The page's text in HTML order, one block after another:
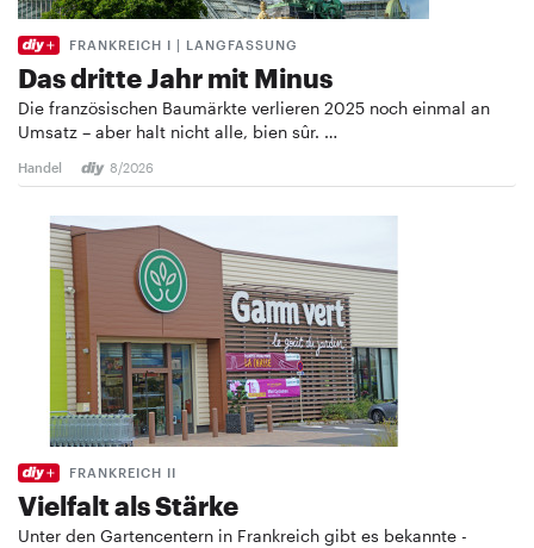
FRANKREICH I | LANGFASSUNG
Das dritte Jahr mit Minus
Die französischen Baumärkte verlieren 2025 noch einmal an
Umsatz – aber halt nicht alle, bien sûr. …
Handel 8/2026
FRANKREICH II
Vielfalt als Stärke
Unter den Gartencentern in Frankreich gibt es bekannte ­